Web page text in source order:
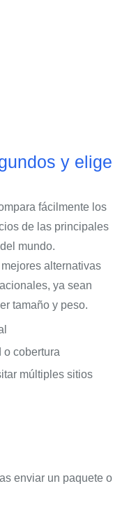
y elige
fácilmente los
de las principales
mundo.
alternativas
ya sean
tamaño y peso.
o cobertura
múltiples sitios
enviar un paquete o